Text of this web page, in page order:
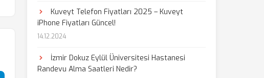
Kuveyt Telefon Fiyatları 2025 – Kuveyt
iPhone Fiyatları Güncel!
14.12.2024
İzmir Dokuz Eylül Üniversitesi Hastanesi
Randevu Alma Saatleri Nedir?